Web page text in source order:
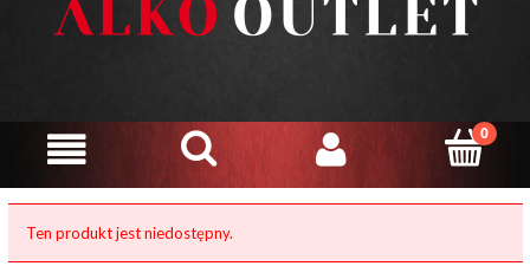
Ten produkt jest niedostępny.